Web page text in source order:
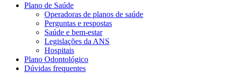
Plano de Saúde
Operadoras de planos de saúde
Perguntas e respostas
Saúde e bem-estar
Legislações da ANS
Hospitais
Plano Odontológico
Dúvidas frequentes